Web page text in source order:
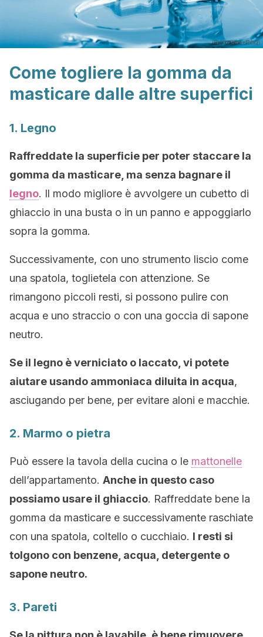
Come togliere la gomma da
masticare dalle altre superfici
1. Legno
Raffreddate la superficie per poter staccare la
gomma da masticare, ma senza bagnare il
legno. Il modo migliore è avvolgere un cubetto di
ghiaccio in una busta o in un panno e appoggiarlo
sopra la gomma.
Successivamente, con uno strumento liscio come
una spatola, toglietela con attenzione. Se
rimangono piccoli resti, si possono pulire con
acqua e uno straccio o con una goccia di sapone
neutro.
Se il legno è verniciato o laccato, vi potete
aiutare usando ammoniaca diluita in acqua,
asciugando per bene, per evitare aloni e macchie.
2. Marmo o pietra
Può essere la tavola della cucina o le mattonelle
dell’appartamento. Anche in questo caso
possiamo usare il ghiaccio. Raffreddate bene la
gomma da masticare e successivamente raschiate
con una spatola, coltello o cucchiaio. I resti si
tolgono con benzene, acqua, detergente o
sapone neutro.
3. Pareti